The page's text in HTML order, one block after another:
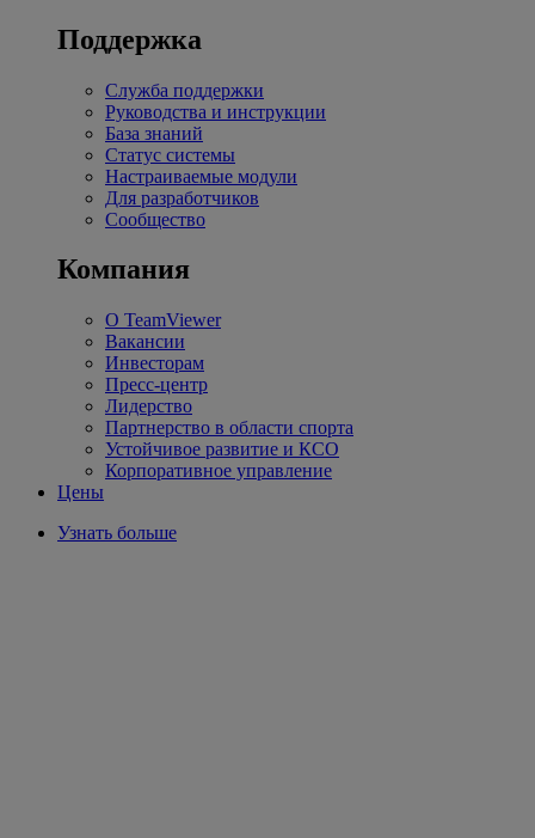
Поддержка
Служба поддержки
Руководства и инструкции
База знаний
Статус системы
Настраиваемые модули
Для разработчиков
Сообщество
Компания
О TeamViewer
Вакансии
Инвесторам
Пресс-центр
Лидерство
Партнерство в области спорта
Устойчивое развитие и КСО
Корпоративное управление
Цены
Узнать больше